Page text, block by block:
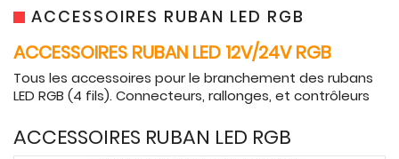
RUBANS
ET
LUMINAIRES
ACCESSOIRES RUBAN LED RGB
ACCESSOIRES RUBAN LED 12V/24V RGB
Tous les accessoires pour le branchement des rubans
LED RGB (4 fils). Connecteurs, rallonges, et contrôleurs
ACCESSOIRES RUBAN LED RGB